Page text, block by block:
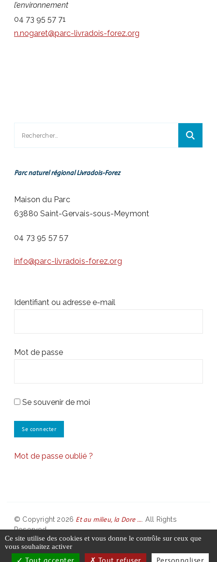
l’environnement
04 73 95 57 71
n.nogaret@parc-livradois-forez.org
Parc naturel régional Livradois-Forez
Maison du Parc
63880 Saint-Gervais-sous-Meymont
04 73 95 57 57
info@parc-livradois-forez.org
Identifiant ou adresse e-mail
Mot de passe
Se souvenir de moi
Mot de passe oublié ?
© Copyright 2026 Et au milieu, la Dore ... . All Rights
Reserved.
Partenaires
Contact
Ce site utilise des cookies et vous donne le contrôle sur ceux que
vous souhaitez activer